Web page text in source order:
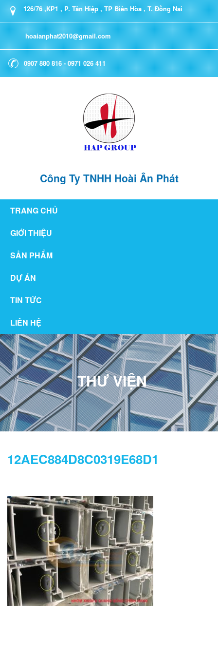
126/76 ,KP1 , P. Tân Hiệp , TP Biên Hòa , T. Đồng Nai
hoaianphat2010@gmail.com
0907 880 816 - 0971 026 411
Công Ty TNHH Hoài Ân Phát
TRANG CHỦ
GIỚI THIỆU
SẢN PHẨM
DỰ ÁN
TIN TỨC
LIÊN HỆ
THƯ VIỆN
12AEC884D8C0319E68D1